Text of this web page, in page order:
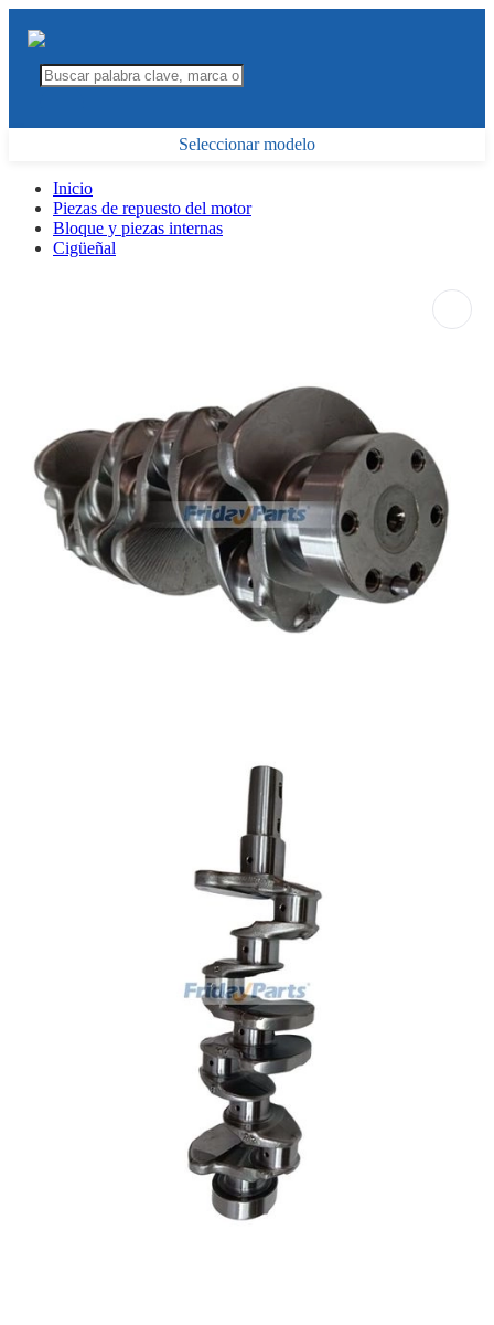
Seleccionar modelo
Inicio
Piezas de repuesto del motor
Bloque y piezas internas
Cigüeñal